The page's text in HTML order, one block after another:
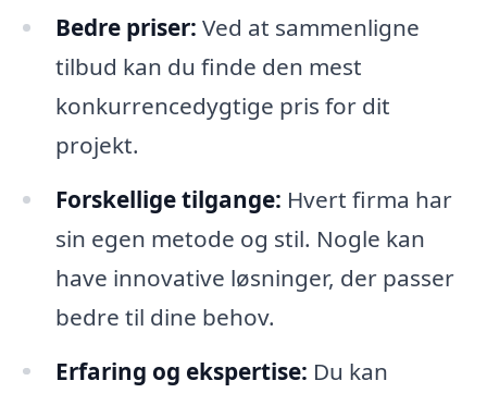
Bedre priser: Ved at sammenligne
tilbud kan du finde den mest
konkurrencedygtige pris for dit
projekt.
Forskellige tilgange: Hvert firma har
sin egen metode og stil. Nogle kan
have innovative løsninger, der passer
bedre til dine behov.
Erfaring og ekspertise: Du kan